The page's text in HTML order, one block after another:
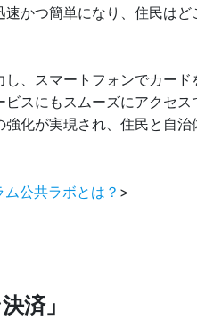
かつ簡単になり、住民は
、スマートフォンでカー
スにもスムーズにアクセ
化が実現され、住民と自治
公共ラボとは？ >
済」